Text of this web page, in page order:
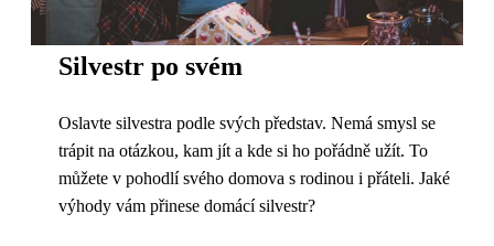
Silvestr po svém
Oslavte silvestra podle svých představ. Nemá smysl se
trápit na otázkou, kam jít a kde si ho pořádně užít. To
můžete v pohodlí svého domova s rodinou i přáteli. Jaké
výhody vám přinese domácí silvestr?